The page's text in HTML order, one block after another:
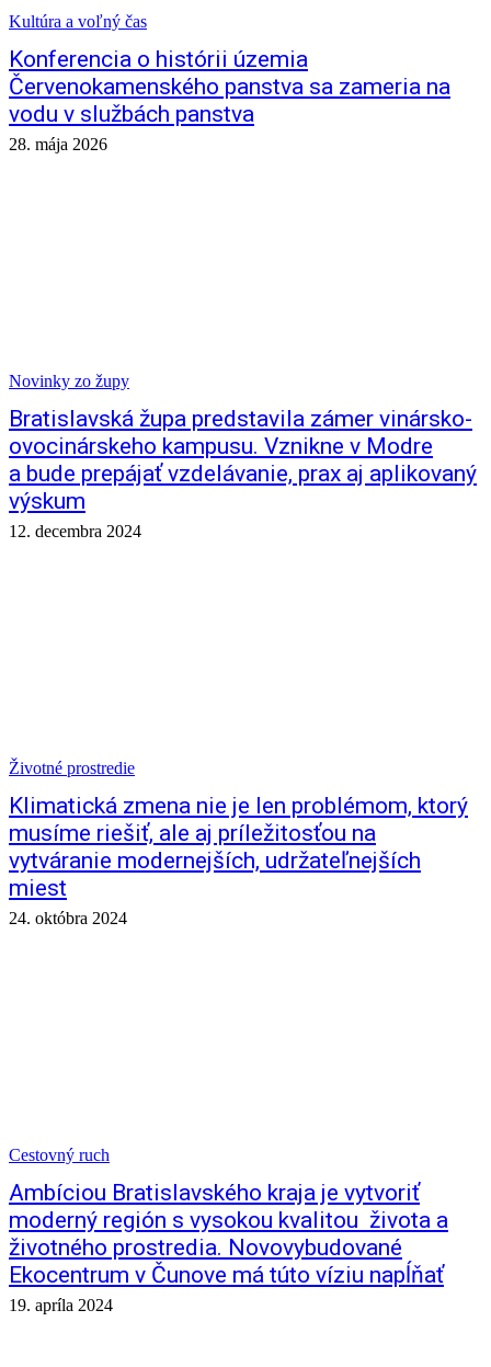
Kultúra a voľný čas
Konferencia o histórii územia
Červenokamenského panstva sa zameria na
vodu v službách panstva
28. mája 2026
Novinky zo župy
Bratislavská župa predstavila zámer vinársko-
ovocinárskeho kampusu. Vznikne v Modre
a bude prepájať vzdelávanie, prax aj aplikovaný
výskum
12. decembra 2024
Životné prostredie
Klimatická zmena nie je len problémom, ktorý
musíme riešiť, ale aj príležitosťou na
vytváranie modernejších, udržateľnejších
miest
24. októbra 2024
Cestovný ruch
Ambíciou Bratislavského kraja je vytvoriť
moderný región s vysokou kvalitou života a
životného prostredia. Novovybudované
Ekocentrum v Čunove má túto víziu napĺňať
19. apríla 2024